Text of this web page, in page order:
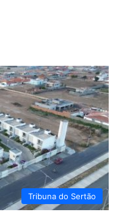
Tribuna do Sertão